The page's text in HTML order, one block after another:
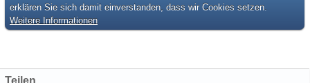
erklären Sie sich damit einverstanden, dass wir Cookies setzen.
Weitere Informationen
Teilen